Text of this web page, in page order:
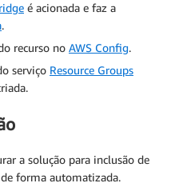
é acionada e faz a
.
recurso no AWS Config.
serviço Resource Groups
a solução para inclusão de
forma automatizada.